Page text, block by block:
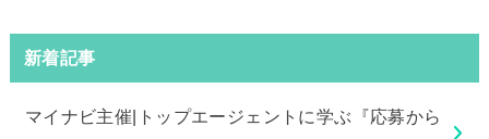
新着記事
マイナビ主催|トップエージェントに学ぶ『応募から